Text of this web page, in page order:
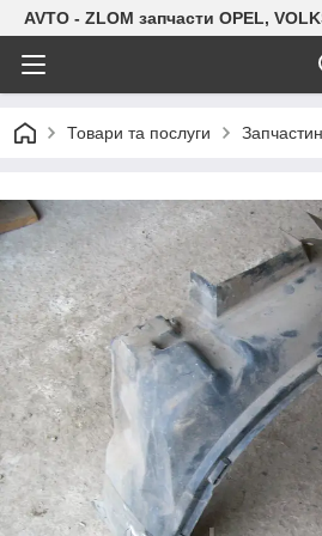
AVTO - ZLOM запчасти OPEL,
Товари та послуги